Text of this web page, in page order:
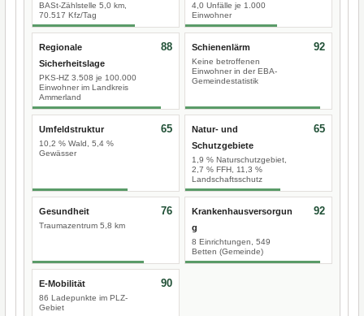
BASt-Zählstelle 5,0 km,
70.517 Kfz/Tag
4,0 Unfälle je 1.000
Einwohner
Regionale
Sicherheitslage
PKS-HZ 3.508 je 100.000
Einwohner im Landkreis
Ammerland
88 Schienenlärm
Keine betroffenen
Einwohner in der EBA-
Gemeindestatistik
92
Umfeldstruktur
10,2 % Wald, 5,4 %
Gewässer
65
Natur- und
Schutzgebiete
1,9 % Naturschutzgebiet,
2,7 % FFH, 11,3 %
Landschaftsschutz
65
Gesundheit
Traumazentrum 5,8 km
76
Krankenhausversorgun
g
8 Einrichtungen, 549
Betten (Gemeinde)
92
E-Mobilität
86 Ladepunkte im PLZ-
Gebiet
90